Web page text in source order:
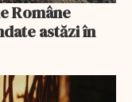
Române
astăzi în